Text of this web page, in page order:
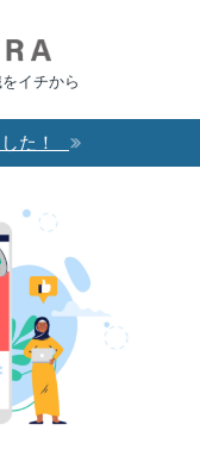
イチから
した！